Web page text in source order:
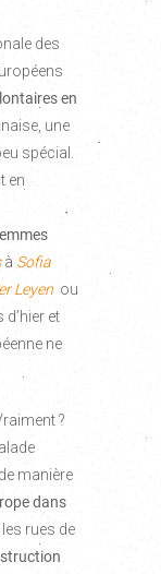
des
en
une
spécial.
en
à Sofia
Leyen ou
et
ne
?
manière
dans
rues de